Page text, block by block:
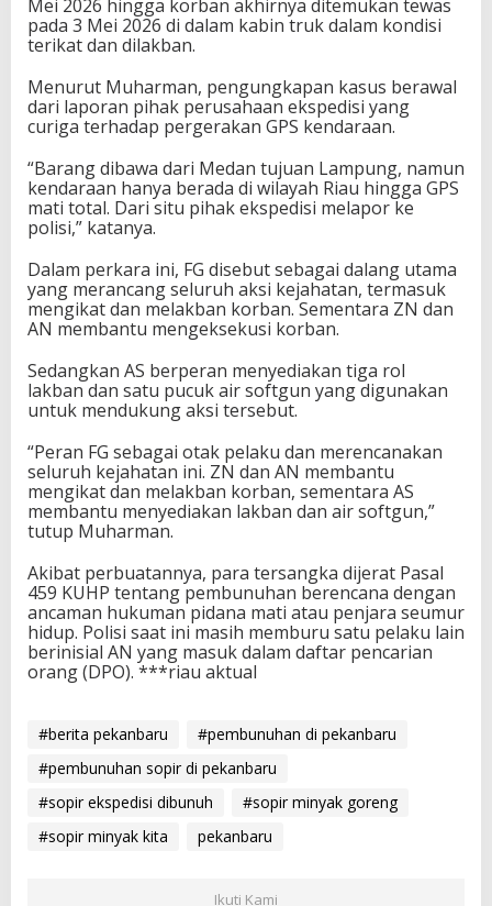
Mei 2026 hingga korban akhirnya ditemukan tewas
pada 3 Mei 2026 di dalam kabin truk dalam kondisi
terikat dan dilakban.
Menurut Muharman, pengungkapan kasus berawal
dari laporan pihak perusahaan ekspedisi yang
curiga terhadap pergerakan GPS kendaraan.
“Barang dibawa dari Medan tujuan Lampung, namun
kendaraan hanya berada di wilayah Riau hingga GPS
mati total. Dari situ pihak ekspedisi melapor ke
polisi,” katanya.
Dalam perkara ini, FG disebut sebagai dalang utama
yang merancang seluruh aksi kejahatan, termasuk
mengikat dan melakban korban. Sementara ZN dan
AN membantu mengeksekusi korban.
Sedangkan AS berperan menyediakan tiga rol
lakban dan satu pucuk air softgun yang digunakan
untuk mendukung aksi tersebut.
“Peran FG sebagai otak pelaku dan merencanakan
seluruh kejahatan ini. ZN dan AN membantu
mengikat dan melakban korban, sementara AS
membantu menyediakan lakban dan air softgun,”
tutup Muharman.
Akibat perbuatannya, para tersangka dijerat Pasal
459 KUHP tentang pembunuhan berencana dengan
ancaman hukuman pidana mati atau penjara seumur
hidup. Polisi saat ini masih memburu satu pelaku lain
berinisial AN yang masuk dalam daftar pencarian
orang (DPO). ***riau aktual
#berita pekanbaru
#pembunuhan di pekanbaru
#pembunuhan sopir di pekanbaru
#sopir ekspedisi dibunuh
#sopir minyak goreng
#sopir minyak kita
pekanbaru
Ikuti Kami